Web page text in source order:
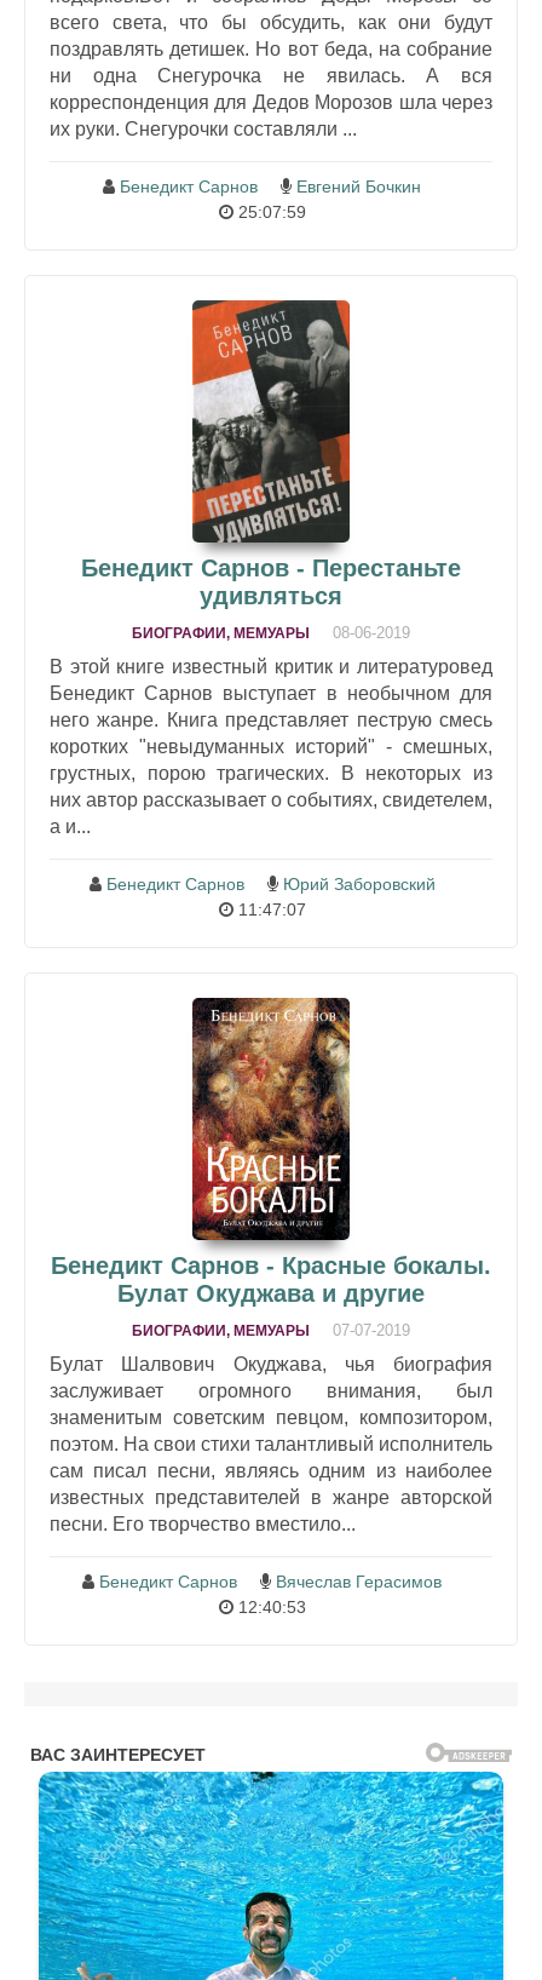
всего света, что бы обсудить, как они будут
поздравлять детишек. Но вот беда, на собрание
ни одна Снегурочка не явилась. А вся
корреспонденция для Дедов Морозов шла через
их руки. Снегурочки составляли ...
Бенедикт Сарнов
Евгений Бочкин
25:07:59
Бенедикт Сарнов - Перестаньте
удивляться
БИОГРАФИИ, МЕМУАРЫ 08-06-2019
В этой книге известный критик и литературовед
Бенедикт Сарнов выступает в необычном для
него жанре. Книга представляет пеструю смесь
коротких "невыдуманных историй" - смешных,
грустных, порою трагических. В некоторых из
них автор рассказывает о событиях, свидетелем,
а и...
Бенедикт Сарнов
Юрий Заборовский
11:47:07
Бенедикт Сарнов - Красные бокалы.
Булат Окуджава и другие
БИОГРАФИИ, МЕМУАРЫ 07-07-2019
Булат Шалвович Окуджава, чья биография
заслуживает огромного внимания, был
знаменитым советским певцом, композитором,
поэтом. На свои стихи талантливый исполнитель
сам писал песни, являясь одним из наиболее
известных представителей в жанре авторской
песни. Его творчество вместило...
Бенедикт Сарнов
Вячеслав Герасимов
12:40:53